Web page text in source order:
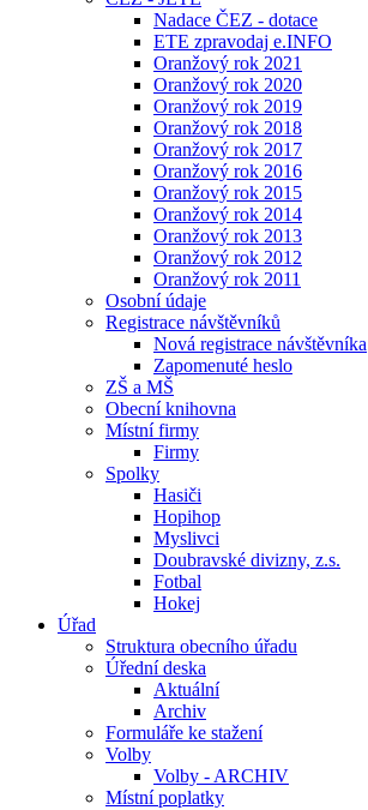
Nadace ČEZ - dotace
ETE zpravodaj e.INFO
Oranžový rok 2021
Oranžový rok 2020
Oranžový rok 2019
Oranžový rok 2018
Oranžový rok 2017
Oranžový rok 2016
Oranžový rok 2015
Oranžový rok 2014
Oranžový rok 2013
Oranžový rok 2012
Oranžový rok 2011
Osobní údaje
Registrace návštěvníků
Nová registrace návštěvníka
Zapomenuté heslo
ZŠ a MŠ
Obecní knihovna
Místní firmy
Firmy
Spolky
Hasiči
Hopihop
Myslivci
Doubravské divizny, z.s.
Fotbal
Hokej
Úřad
Struktura obecního úřadu
Úřední deska
Aktuální
Archiv
Formuláře ke stažení
Volby
Volby - ARCHIV
Místní poplatky